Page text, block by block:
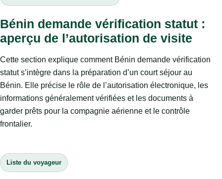
Bénin demande vérification statut :
aperçu de l’autorisation de visite
Cette section explique comment Bénin demande vérification
statut s’intègre dans la préparation d’un court séjour au
Bénin. Elle précise le rôle de l’autorisation électronique, les
informations généralement vérifiées et les documents à
garder prêts pour la compagnie aérienne et le contrôle
frontalier.
Liste du voyageur